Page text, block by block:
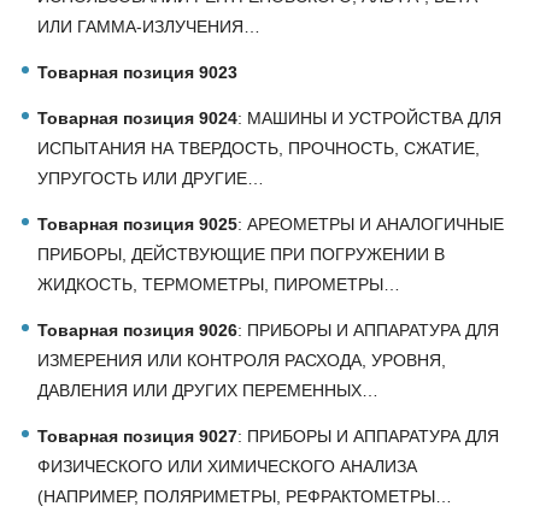
ИЛИ ГАММА-ИЗЛУЧЕНИЯ…
Товарная позиция 9023
Товарная позиция 9024: МАШИНЫ И УСТРОЙСТВА ДЛЯ
ИСПЫТАНИЯ НА ТВЕРДОСТЬ, ПРОЧНОСТЬ, СЖАТИЕ,
УПРУГОСТЬ ИЛИ ДРУГИЕ…
Товарная позиция 9025: АРЕОМЕТРЫ И АНАЛОГИЧНЫЕ
ПРИБОРЫ, ДЕЙСТВУЮЩИЕ ПРИ ПОГРУЖЕНИИ В
ЖИДКОСТЬ, ТЕРМОМЕТРЫ, ПИРОМЕТРЫ…
Товарная позиция 9026: ПРИБОРЫ И АППАРАТУРА ДЛЯ
ИЗМЕРЕНИЯ ИЛИ КОНТРОЛЯ РАСХОДА, УРОВНЯ,
ДАВЛЕНИЯ ИЛИ ДРУГИХ ПЕРЕМЕННЫХ…
Товарная позиция 9027: ПРИБОРЫ И АППАРАТУРА ДЛЯ
ФИЗИЧЕСКОГО ИЛИ ХИМИЧЕСКОГО АНАЛИЗА
(НАПРИМЕР, ПОЛЯРИМЕТРЫ, РЕФРАКТОМЕТРЫ…